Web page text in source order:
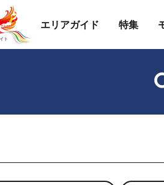
エリアガイド 特集